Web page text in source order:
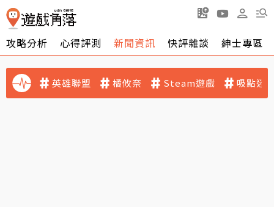
攻略分析 心得評測 新聞資訊 快評雜談 紳士專區
英雄聯盟 橘攸奈 Steam遊戲 吸點迷